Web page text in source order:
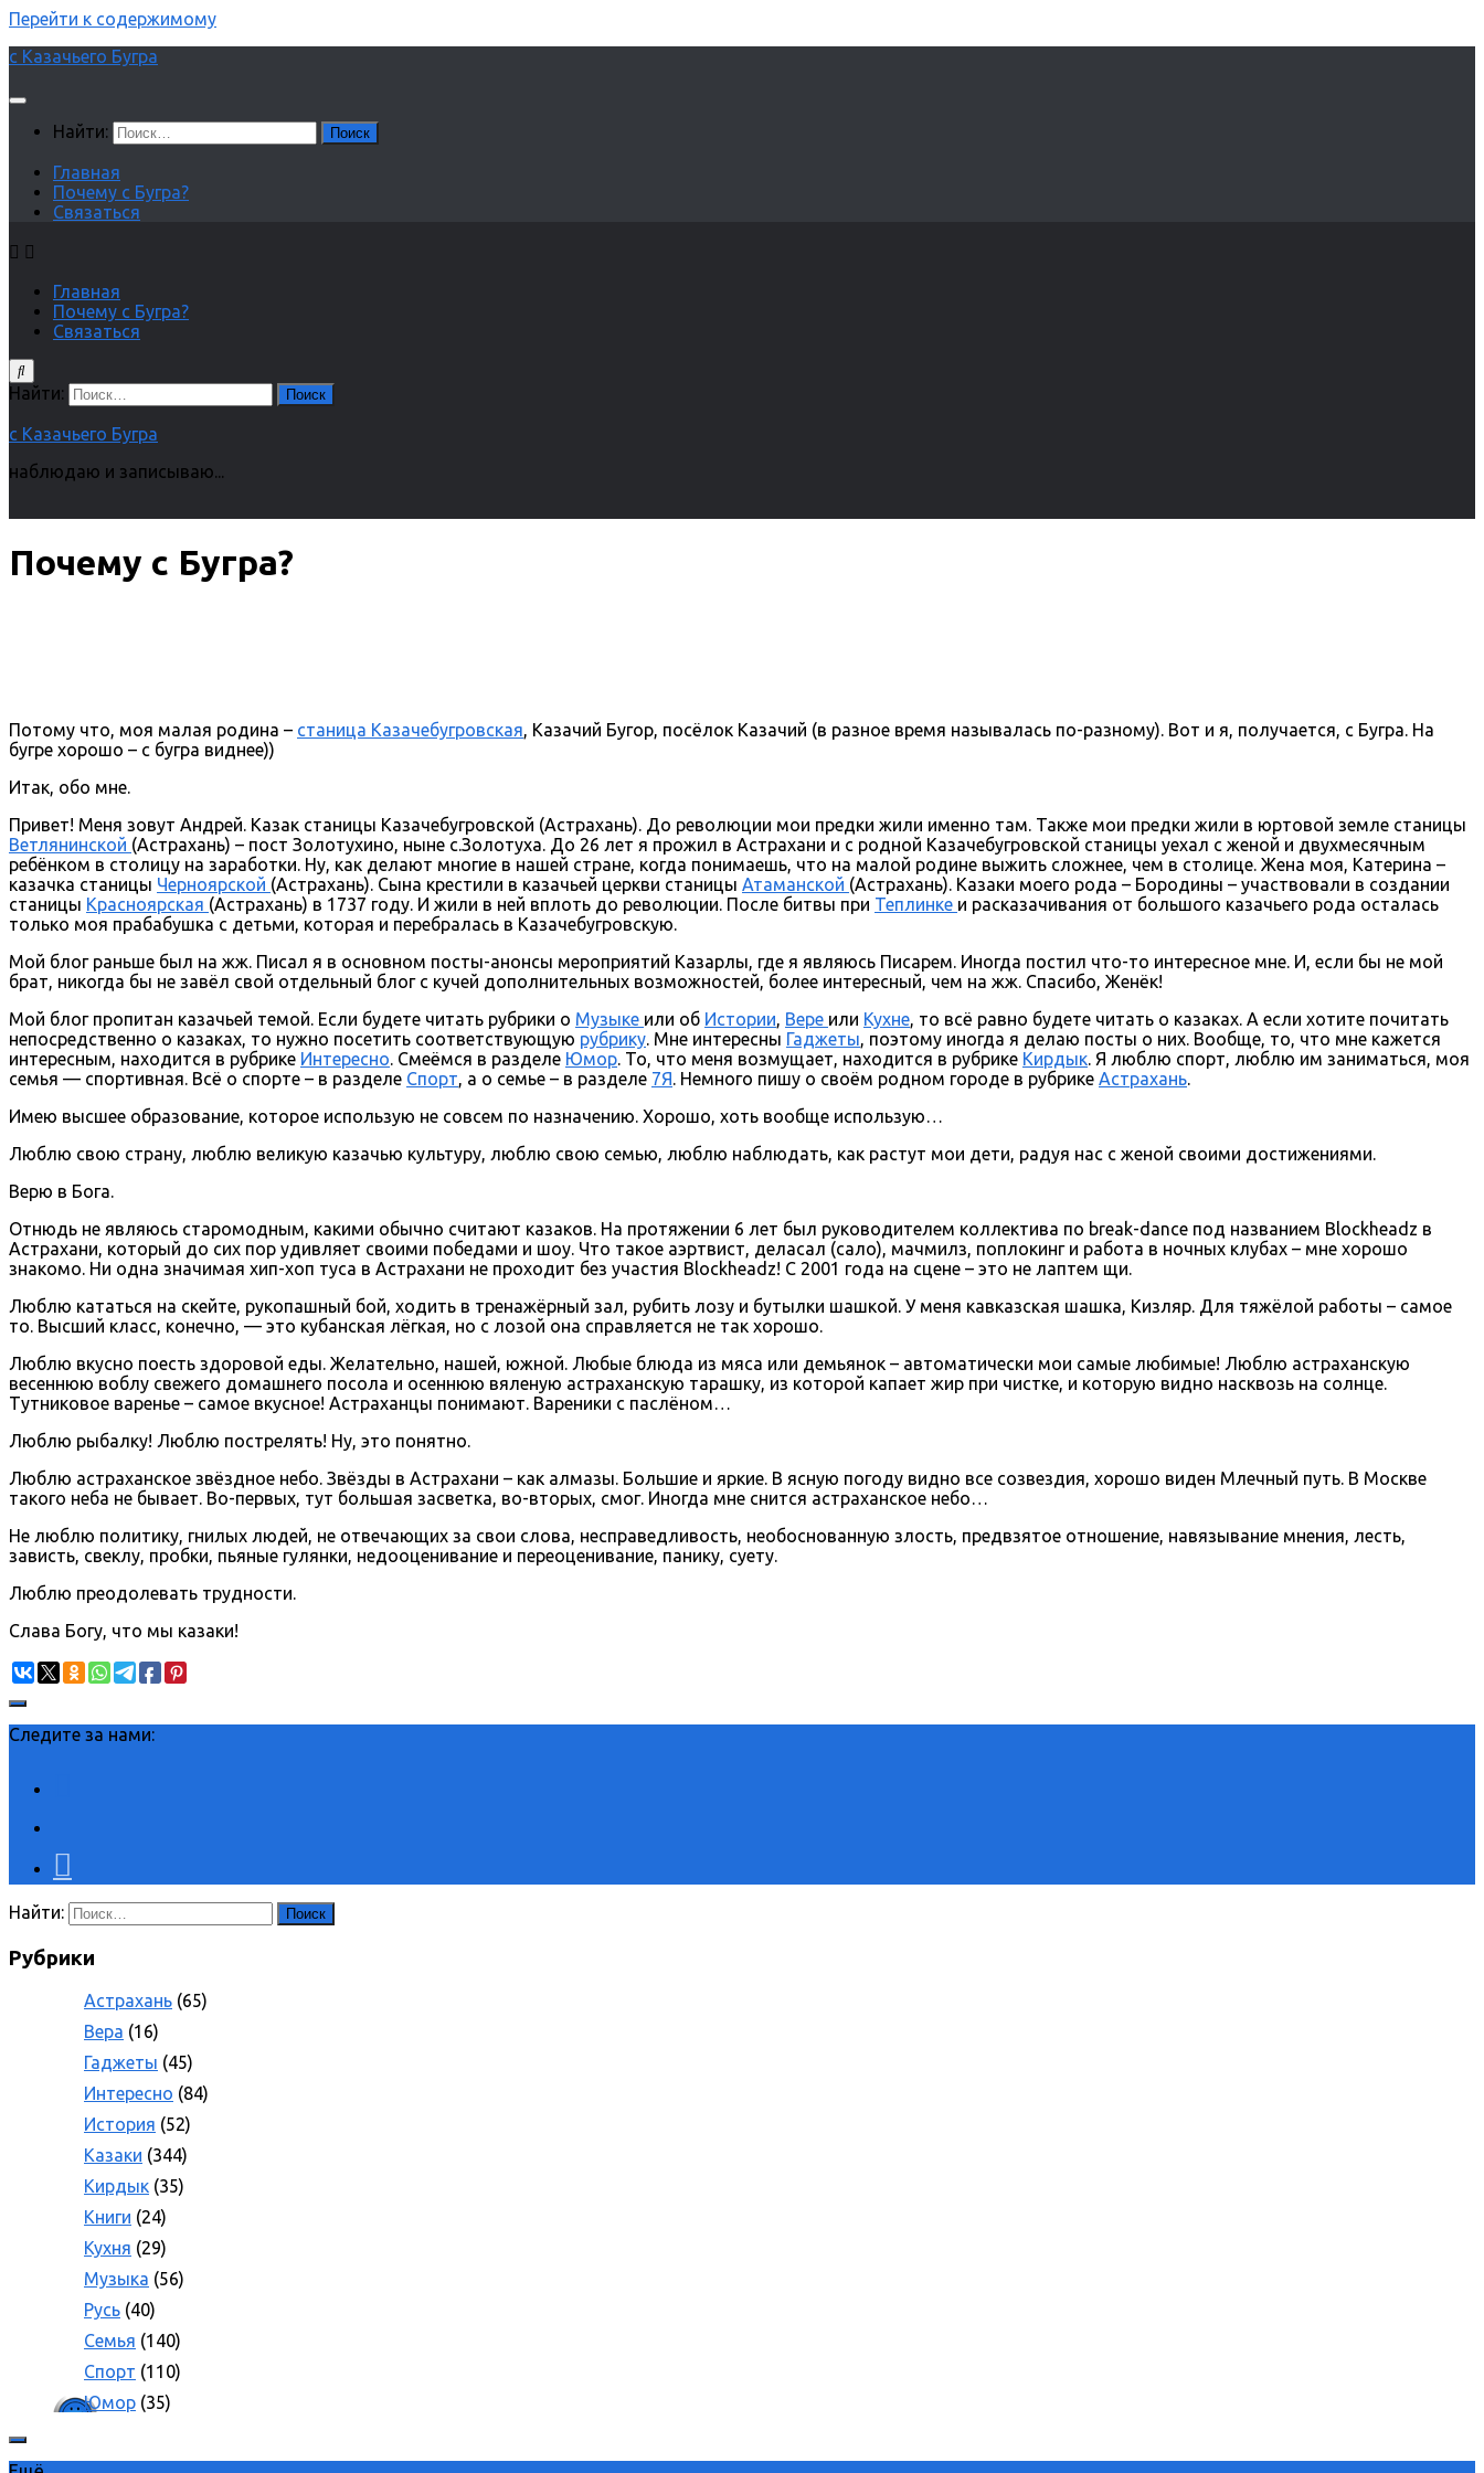
Перейти к содержимому
с Казачьего Бугра
Найти:
Главная
Почему с Бугра?
Связаться
Главная
Почему с Бугра?
Связаться
Найти:
с Казачьего Бугра
наблюдаю и записываю...
Почему с Бугра?
Потому что, моя малая родина – станица Казачебугровская, Казачий Бугор, посёлок Казачий (в разное время называлась по-разному). Вот и я, получается, с Бугра. На
бугре хорошо – с бугра виднее))
Итак, обо мне.
Привет! Меня зовут Андрей. Казак станицы Казачебугровской (Астрахань). До революции мои предки жили именно там. Также мои предки жили в юртовой земле станицы
Ветлянинской (Астрахань) – пост Золотухино, ныне с.Золотуха. До 26 лет я прожил в Астрахани и с родной Казачебугровской станицы уехал с женой и двухмесячным
ребёнком в столицу на заработки. Ну, как делают многие в нашей стране, когда понимаешь, что на малой родине выжить сложнее, чем в столице. Жена моя, Катерина –
казачка станицы Черноярской (Астрахань). Сына крестили в казачьей церкви станицы Атаманской (Астрахань). Казаки моего рода – Бородины – участвовали в создании
станицы Красноярская (Астрахань) в 1737 году. И жили в ней вплоть до революции. После битвы при Теплинке и расказачивания от большого казачьего рода осталась
только моя прабабушка с детьми, которая и перебралась в Казачебугровскую.
Мой блог раньше был на жж. Писал я в основном посты-анонсы мероприятий Казарлы, где я являюсь Писарем. Иногда постил что-то интересное мне. И, если бы не мой
брат, никогда бы не завёл свой отдельный блог с кучей дополнительных возможностей, более интересный, чем на жж. Спасибо, Женёк!
Мой блог пропитан казачьей темой. Если будете читать рубрики о Музыке или об Истории, Вере или Кухне, то всё равно будете читать о казаках. А если хотите почитать
непосредственно о казаках, то нужно посетить соответствующую рубрику. Мне интересны Гаджеты, поэтому иногда я делаю посты о них. Вообще, то, что мне кажется
интересным, находится в рубрике Интересно. Смеёмся в разделе Юмор. То, что меня возмущает, находится в рубрике Кирдык. Я люблю спорт, люблю им заниматься, моя
семья — спортивная. Всё о спорте – в разделе Спорт, а о семье – в разделе 7Я. Немного пишу о своём родном городе в рубрике Астрахань.
Имею высшее образование, которое использую не совсем по назначению. Хорошо, хоть вообще использую…
Люблю свою страну, люблю великую казачью культуру, люблю свою семью, люблю наблюдать, как растут мои дети, радуя нас с женой своими достижениями.
Верю в Бога.
Отнюдь не являюсь старомодным, какими обычно считают казаков. На протяжении 6 лет был руководителем коллектива по break-dance под названием Blockheadz в
Астрахани, который до сих пор удивляет своими победами и шоу. Что такое аэртвист, деласал (сало), мачмилз, поплокинг и работа в ночных клубах – мне хорошо
знакомо. Ни одна значимая хип-хоп туса в Астрахани не проходит без участия Blockheadz! C 2001 года на сцене – это не лаптем щи.
Люблю кататься на скейте, рукопашный бой, ходить в тренажёрный зал, рубить лозу и бутылки шашкой. У меня кавказская шашка, Кизляр. Для тяжёлой работы – самое
то. Высший класс, конечно, — это кубанская лёгкая, но с лозой она справляется не так хорошо.
Люблю вкусно поесть здоровой еды. Желательно, нашей, южной. Любые блюда из мяса или демьянок – автоматически мои самые любимые! Люблю астраханскую
весеннюю воблу свежего домашнего посола и осеннюю вяленую астраханскую тарашку, из которой капает жир при чистке, и которую видно насквозь на солнце.
Тутниковое варенье – самое вкусное! Астраханцы понимают. Вареники с паслёном…
Люблю рыбалку! Люблю пострелять! Ну, это понятно.
Люблю астраханское звёздное небо. Звёзды в Астрахани – как алмазы. Большие и яркие. В ясную погоду видно все созвездия, хорошо виден Млечный путь. В Москве
такого неба не бывает. Во-первых, тут большая засветка, во-вторых, смог. Иногда мне снится астраханское небо…
Не люблю политику, гнилых людей, не отвечающих за свои слова, несправедливость, необоснованную злость, предвзятое отношение, навязывание мнения, лесть,
зависть, свеклу, пробки, пьяные гулянки, недооценивание и переоценивание, панику, суету.
Люблю преодолевать трудности.
Слава Богу, что мы казаки!
Следите за нами:
Найти:
Рубрики
Астрахань (65)
Вера (16)
Гаджеты (45)
Интересно (84)
История (52)
Казаки (344)
Кирдык (35)
Книги (24)
Кухня (29)
Музыка (56)
Русь (40)
Семья (140)
Спорт (110)
Юмор (35)